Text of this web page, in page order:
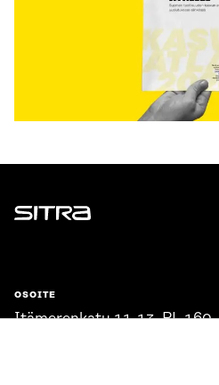
Sitra
OSOITE
Itämerenkatu 11-13, PL 160,